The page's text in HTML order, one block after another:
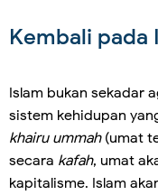
Kembali pada
Islam bukan sekadar
sistem kehidupan
khairu ummah(umat
secara kafah, umat
kapitalisme. Islam